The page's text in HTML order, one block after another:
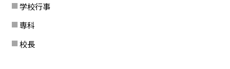
学校行事
専科
校長